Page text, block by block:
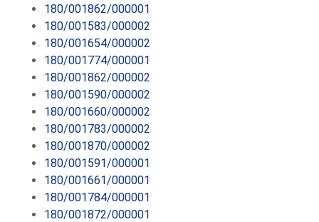
180/001862/000001
180/001583/000002
180/001654/000002
180/001774/000001
180/001862/000002
180/001590/000002
180/001660/000002
180/001783/000002
180/001870/000002
180/001591/000001
180/001661/000001
180/001784/000001
180/001872/000001